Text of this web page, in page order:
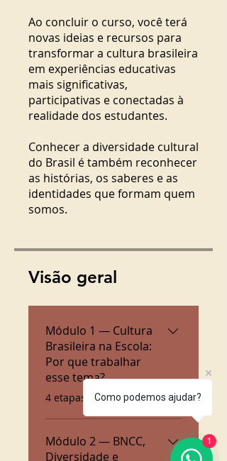
Ao concluir o curso, você terá
novas ideias e recursos para
transformar a cultura brasileira
em experiências educativas
mais significativas,
participativas e conectadas à
realidade dos estudantes.
Conhecer a diversidade cultural
do Brasil é também reconhecer
as histórias, os saberes e as
identidades que formam quem
Visão geral
Módulo 1 — Cultura
Brasileira na Escola:
Por que trabalhar
esse tema?
.
4 etapas
Módulo 2 — BNCC,
Diversidade e
Como podemos ajudar?
1